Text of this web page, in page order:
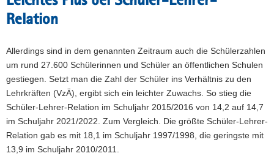
Relation
Allerdings sind in dem genannten Zeitraum auch die Schülerzahlen
um rund 27.600 Schülerinnen und Schüler an öffentlichen S­­chulen
gestiegen. Setzt man die Zahl der Schüler ins Verhältnis zu den
Lehrkräften (VzÄ), ergibt sich ein leichter Zuwachs. So stieg die
Schüler-Lehrer-Relation im Schuljahr 2015/2016 von 14,2 auf 14,7
im Schuljahr 2021/2022. Zum Vergleich. Die größte Schüler-Lehrer-
Relation gab es mit 18,1 im Schuljahr 1997/1998, die geringste mit
13,9 im Schuljahr 2010/2011.